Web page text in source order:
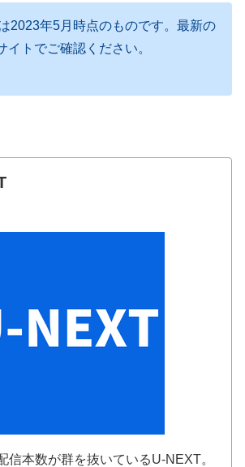
2023年5月時点のものです。最新の
イトでご確認ください。
信本数が群を抜いているU-NEXT。